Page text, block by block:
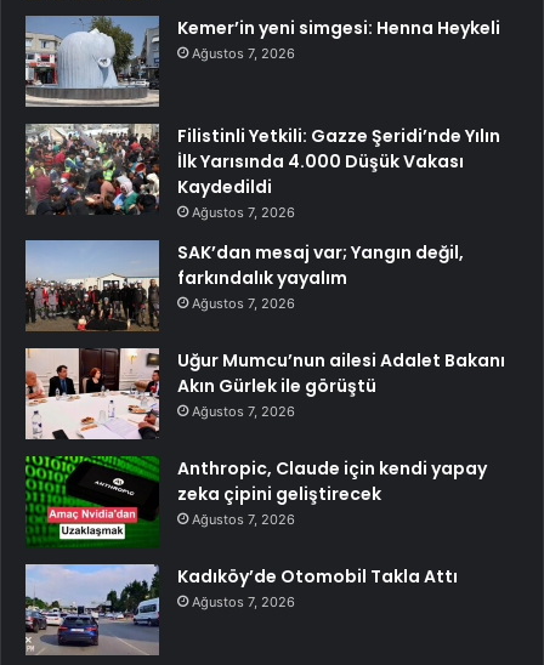
Kemer’in yeni simgesi: Henna Heykeli
Ağustos 7, 2026
Filistinli Yetkili: Gazze Şeridi’nde Yılın
İlk Yarısında 4.000 Düşük Vakası
Kaydedildi
Ağustos 7, 2026
SAK’dan mesaj var; Yangın değil,
farkındalık yayalım
Ağustos 7, 2026
Uğur Mumcu’nun ailesi Adalet Bakanı
Akın Gürlek ile görüştü
Ağustos 7, 2026
Anthropic, Claude için kendi yapay
zeka çipini geliştirecek
Ağustos 7, 2026
Kadıköy’de Otomobil Takla Attı
Ağustos 7, 2026